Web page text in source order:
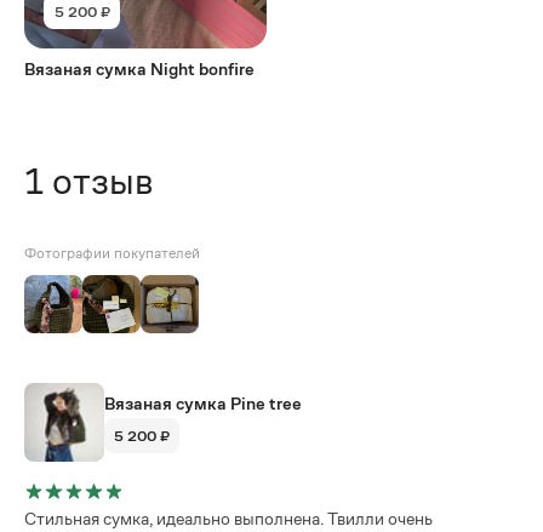
5 200 ₽
Вязаная сумка Night bonfire
1 отзыв
Фотографии покупателей
Вязаная сумка Pine tree
5 200 ₽
Стильная сумка, идеально выполнена. Твилли очень